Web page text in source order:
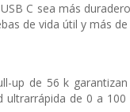
C sea más
de vida útil y más
up de 56 k
de 0 a